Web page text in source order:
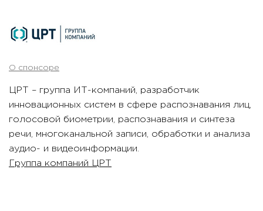
О спонсоре
ЦРТ – группа ИТ-компаний, разработчик
инновационных систем в сфере распознавания лиц,
голосовой биометрии, распознавания и синтеза
речи, многоканальной записи, обработки и анализа
аудио- и видеоинформации.
Группа компаний ЦРТ